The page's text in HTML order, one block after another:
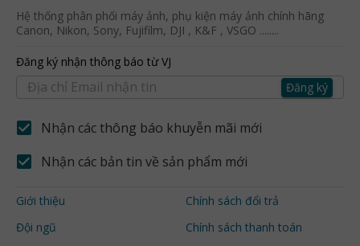
Hệ thống phân phối máy ảnh, phụ kiện máy ảnh chính hãng
Canon, Nikon, Sony, Fujifilm, DJI , K&F , VSGO ........
Đăng ký nhận thông báo từ VJ
Đăng ký
Nhận các thông báo khuyễn mãi mới
Nhận các bản tin về sản phẩm mới
Giới thiệu
Đội ngũ
Chính sách đổi trả
Chính sách thanh toán